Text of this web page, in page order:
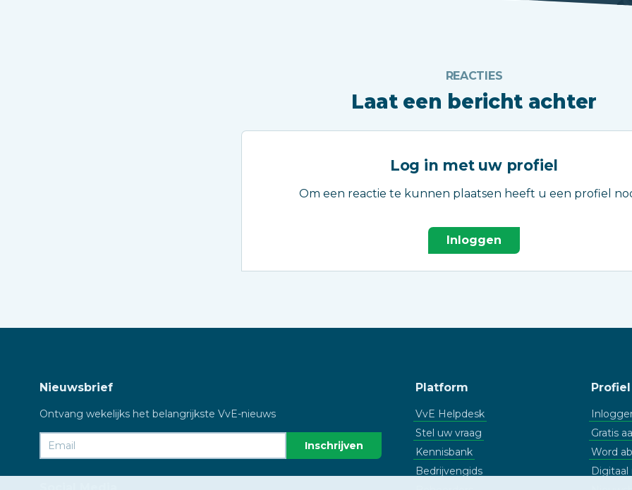
REACTIES
Laat een bericht achter
Log in met uw profiel
Om een reactie te kunnen plaatsen heeft u een profiel
Inloggen
Nieuwsbrief
Ontvang wekelijks het belangrijkste VvE-nieuws
Platform
VvE Helpdesk
Stel uw vraag
Kennisbank
Bedrijvengids
Profiel
Gratis
Word